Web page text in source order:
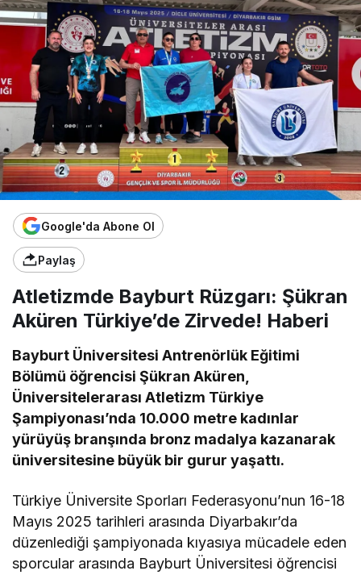
Google'da Abone Ol
Paylaş
Atletizmde Bayburt Rüzgarı: Şükran
Aküren Türkiye’de Zirvede! Haberi
Bayburt Üniversitesi Antrenörlük Eğitimi
Bölümü öğrencisi Şükran Aküren,
Üniversitelerarası Atletizm Türkiye
Şampiyonası’nda 10.000 metre kadınlar
yürüyüş branşında bronz madalya kazanarak
üniversitesine büyük bir gurur yaşattı.
Türkiye Üniversite Sporları Federasyonu’nun 16-18
Mayıs 2025 tarihleri arasında Diyarbakır’da
düzenlediği şampiyonada kıyasıya mücadele eden
sporcular arasında Bayburt Üniversitesi öğrencisi